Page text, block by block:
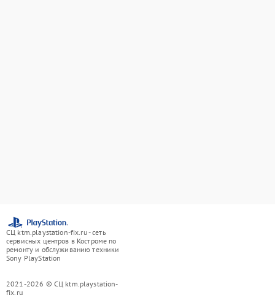
СЦ ktm.playstation-fix.ru - сеть
сервисных центров в Костроме по
ремонту и обслуживанию техники
Sony PlayStation
2021-2026 © СЦ ktm.playstation-
fix.ru